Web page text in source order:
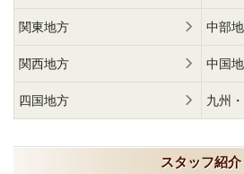
関東地方 中部
関西地方 中国
四国地方 九州
スタッフ紹介